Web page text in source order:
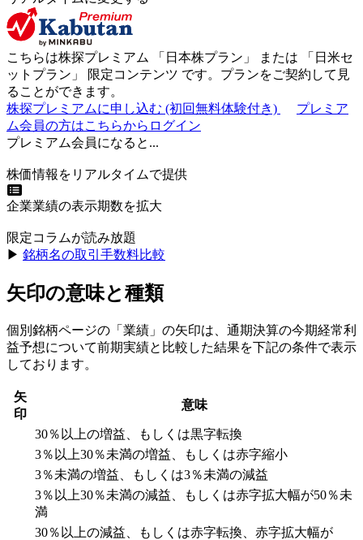
こちらは株探プレミアム 「 日本株プラン 」 または 「 日米セ
ットプラン 」 限定コンテンツ です。プランをご契約して見
ることができます。
株探プレミアムに申し込む (初回無料体験付き)
プレミア
ム会員の方はこちらからログイン
プレミアム会員になると...
株価情報をリアルタイムで提供
企業業績の表示期数を拡大
限定コラムが読み放題
▶︎ 銘柄名の取引手数料比較
矢印の意味と種類
個別銘柄ページの「業績」の矢印は、通期決算の今期経常利
益予想について前期実績と比較した結果を下記の条件で表示
しております。
矢
印
意味
30％以上の増益、もしくは黒字転換
3％以上30％未満の増益、もしくは赤字縮小
3％未満の増益、もしくは3％未満の減益
3％以上30％未満の減益、もしくは赤字拡大幅が50％未
満
30％以上の減益、もしくは赤字転換、赤字拡大幅が